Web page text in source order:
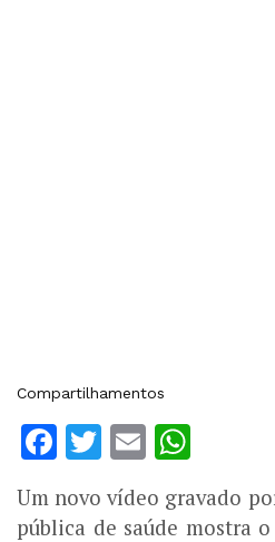
Compartilhamentos
Facebook
Twitter
Email
Um novo vídeo gravado
pública de saúde mostra